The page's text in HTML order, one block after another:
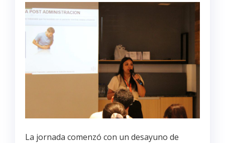
La jornada comenzó con un desayuno de